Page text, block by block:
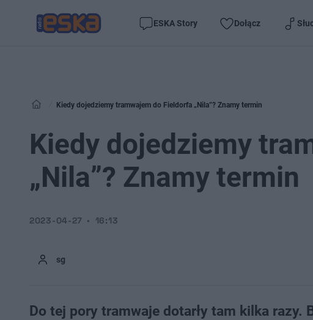
ESKA Story Dołącz
Kiedy dojedziemy tramwajem do Fieldorfa „Nila”? Znamy termin
Kiedy dojedziemy
„Nila”? Znamy termin
sg
2023-04-27 16:13
Do tej pory tramwaje dotarły tam kilka razy.